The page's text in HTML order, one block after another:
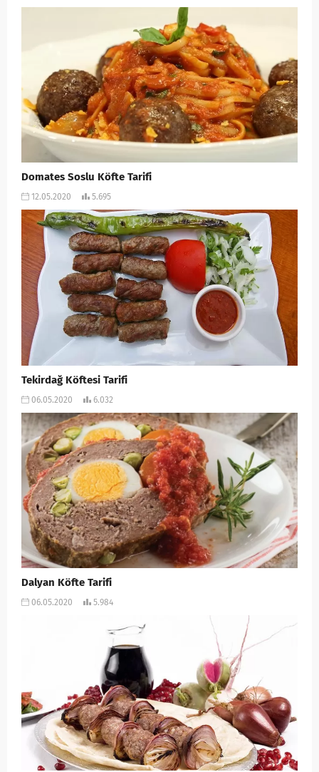
Domates Soslu Köfte Tarifi
12.05.2020 5.695
Tekirdağ Köftesi Tarifi
06.05.2020 6.032
Dalyan Köfte Tarifi
06.05.2020 5.984